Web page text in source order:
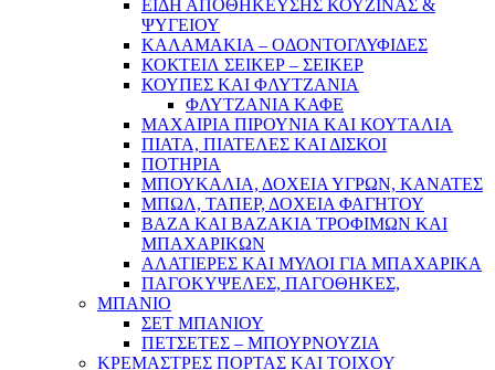
ΕΙΔΗ ΑΠΟΘΗΚΕΥΣΗΣ ΚΟΥΖΙΝΑΣ &
ΨΥΓΕΙΟΥ
ΚΑΛΑΜΑΚΙΑ – ΟΔΟΝΤΟΓΛΥΦΙΔΕΣ
ΚΟΚΤΕΙΛ ΣΕΙΚΕΡ – ΣΕΙΚΕΡ
ΚΟΥΠΕΣ ΚΑΙ ΦΛΥΤΖΑΝΙΑ
ΦΛΥΤΖΑΝΙΑ ΚΑΦΕ
ΜΑΧΑΙΡΙΑ ΠΙΡΟΥΝΙΑ ΚΑΙ ΚΟΥΤΑΛΙΑ
ΠΙΑΤΑ, ΠΙΑΤΕΛΕΣ ΚΑΙ ΔΙΣΚΟΙ
ΠΟΤΗΡΙΑ
ΜΠΟΥΚΑΛΙΑ, ΔΟΧΕΙΑ ΥΓΡΩΝ, ΚΑΝΑΤΕΣ
ΜΠΩΛ, ΤΑΠΕΡ, ΔΟΧΕΙΑ ΦΑΓΗΤΟΥ
ΒΑΖΑ ΚΑΙ ΒΑΖΑΚΙΑ ΤΡΟΦΙΜΩΝ ΚΑΙ
ΜΠΑΧΑΡΙΚΩΝ
ΑΛΑΤΙΕΡΕΣ ΚΑΙ ΜΥΛΟΙ ΓΙΑ ΜΠΑΧΑΡΙΚΑ
ΠΑΓΟΚΥΨΕΛΕΣ, ΠΑΓΟΘΗΚΕΣ,
ΜΠΑΝΙΟ
ΣΕΤ ΜΠΑΝΙΟΥ
ΠΕΤΣΕΤΕΣ – ΜΠΟΥΡΝΟΥΖΙΑ
ΚΡΕΜΑΣΤΡΕΣ ΠΟΡΤΑΣ ΚΑΙ ΤΟΙΧΟΥ